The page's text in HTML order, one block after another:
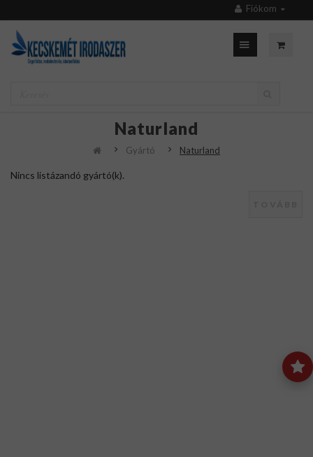
Fiókom
Naturland
Gyártó Naturland
Nincs listázandó gyártó(k).